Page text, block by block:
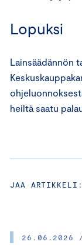
26.06.2026 /
Lopuksi
Lainsäädännön
heiltä saatu
JAA ARTIKKELI: